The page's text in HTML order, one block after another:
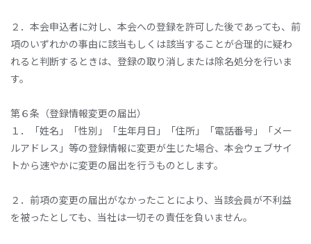
２．本会申込者に対し、本会への登録を許可した後であっても、前
項のいずれかの事由に該当もしくは該当することが合理的に疑わ
れると判断するときは、登録の取り消しまたは除名処分を行いま
す。
第６条（登録情報変更の届出）
１．「姓名」「性別」「生年月日」「住所」「電話番号」「メー
ルアドレス」等の登録情報に変更が生じた場合、本会ウェブサイ
トから速やかに変更の届出を行うものとします。
２．前項の変更の届出がなかったことにより、当該会員が不利益
を被ったとしても、当社は一切その責任を負いません。